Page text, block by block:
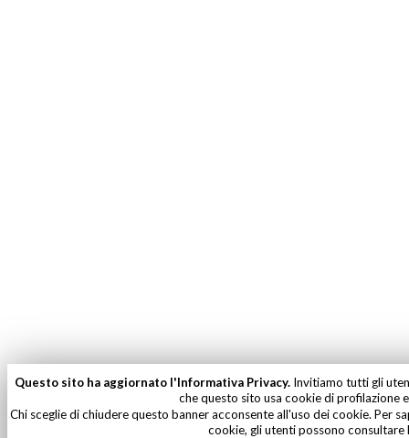
Questo sito ha aggiornato l'Informativa Privacy.Invitiamo tutti gli
che questo sito usa cookie di profilazione
Chi sceglie di chiudere questo banner acconsente all'uso dei cookie. Per
cookie, gli utenti possono consultare